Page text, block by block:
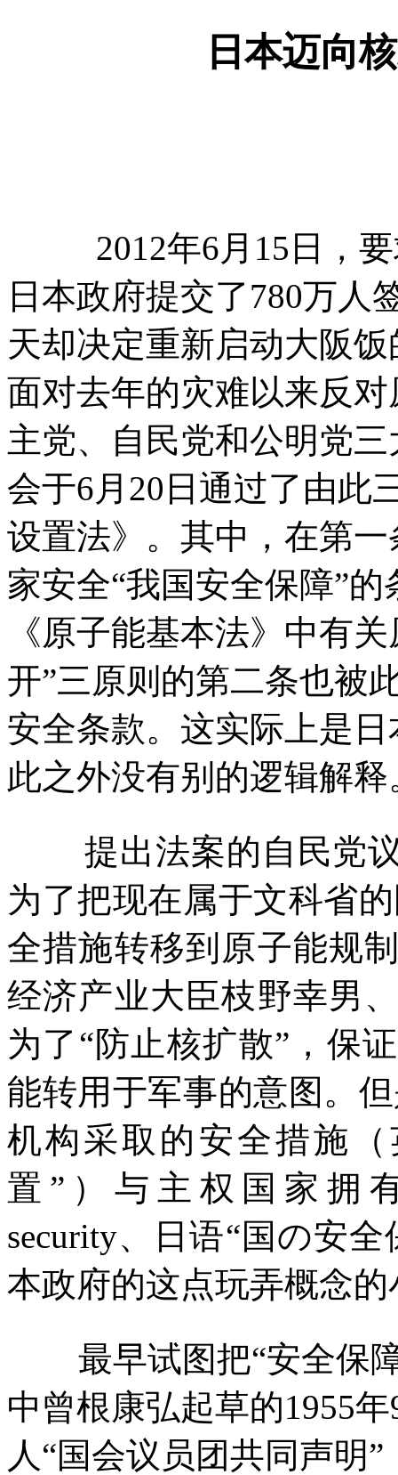
日本迈向
2012年6月 15 日，
日本政府提交了780万人
天却决定重新启动大阪
面对去年的灾难以来反
主党、自民党和公明党
会于6月 20 日通过了由此
设置法》。其中，在第
家安全“我国安全保障”的
《原子能基本法》中有
开”三原则的第二条也被
安全条款。这实际上是
此之外没有别的逻辑解释
提出法案的自民党
为了把现在属于文科省
全措施转移到原子能规
经济产业大臣枝野幸男
为了 “防止核扩散” ，保
能转用于军事的意图。
机构采取的安全措施
置 ” ）与主权国家拥
security、日语“国の安全
本政府的这点玩弄概念
最早试图把“安全保
中曾根康弘起草的1955年
人“国会议员团共同声明”